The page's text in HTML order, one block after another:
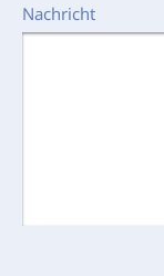
Nachricht